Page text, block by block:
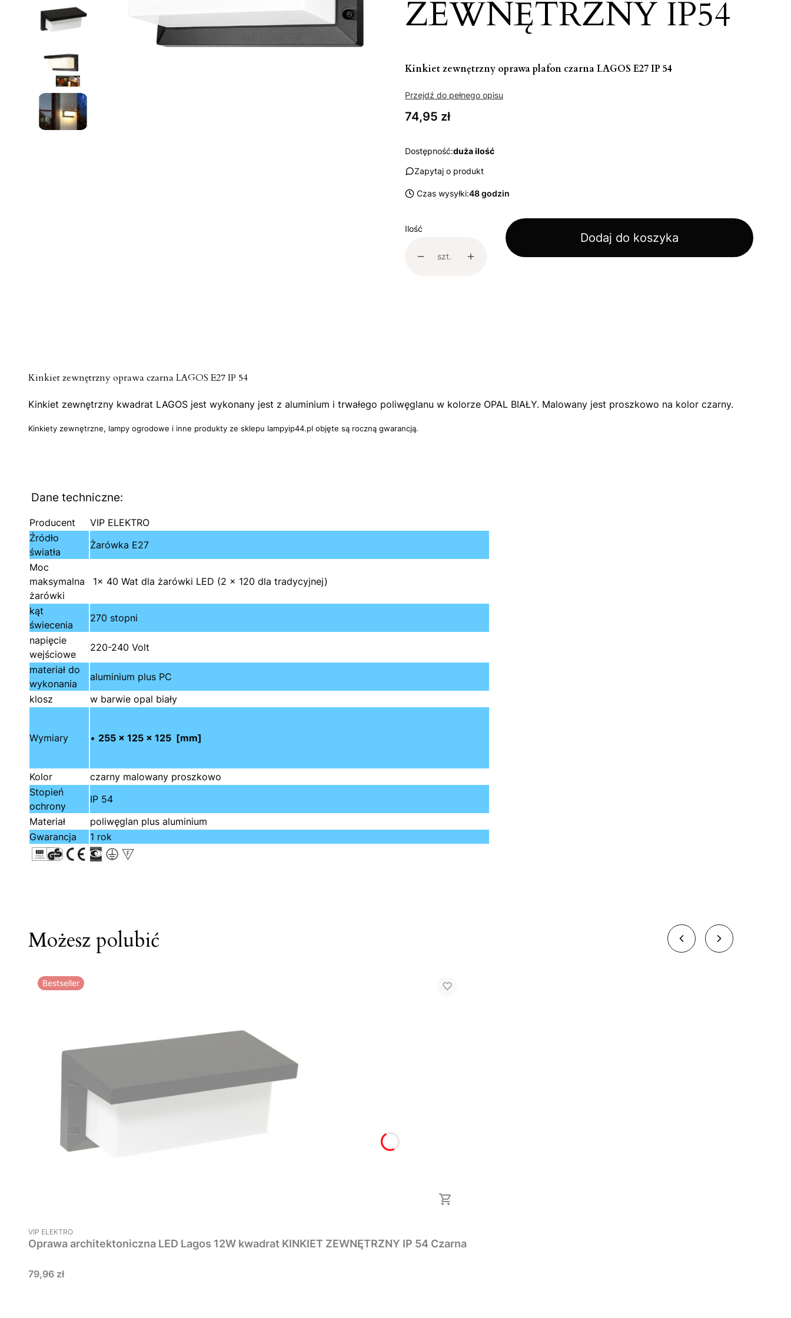
ZEWNĘTRZNY IP54
Kinkiet zewnętrzny oprawa plafon czarna LAGOS E27 IP 54
Przejdź do pełnego opisu
Cena
74,95 zł
Dostępność:duża ilość
Zapytaj o produkt
Czas wysyłki:48 godzin
Ilość
szt.
Dodaj do koszyka
Kinkiet zewnętrzny oprawa czarna LAGOS E27 IP 54
Kinkiet zewnętrzny kwadrat LAGOS jest wykonany jest z aluminium i trwałego poliwęglanu w kolorze OPAL BIAŁY. Malowany jest proszkowo na kolor czarny.
Kinkiety zewnętrzne, lampy ogrodowe i inne produkty ze sklepu lampyip44.pl objęte są roczną gwarancją.
Dane techniczne:
Producent
VIP ELEKTRO
Źródło
światła
Żarówka E27
Moc
maksymalna
żarówki
1x 40 Wat dla żarówki LED (2 x 120 dla tradycyjnej)
kąt
świecenia
270 stopni
napięcie
wejściowe
220-240 Volt
materiał do
wykonania
aluminium plus PC
klosz
w barwie opal biały
Wymiary • 255 x 125 x 125 [mm]
Kolor
czarny malowany proszkowo
Stopień
ochrony
IP 54
Materiał
poliwęglan plus aluminium
Gwarancja
1 rok
Możesz polubić
Bestseller
PRODUCENT
VIP ELEKTRO
Oprawa architektoniczna LED Lagos 12W kwadrat KINKIET ZEWNĘTRZNY IP 54 Czarna
Cena
79,96 zł